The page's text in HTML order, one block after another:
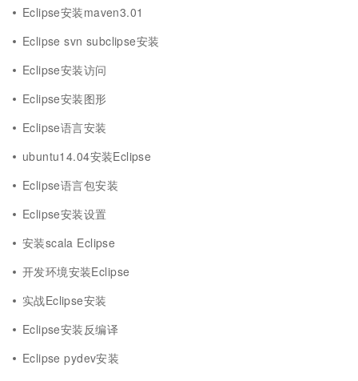
Eclipse安装maven3.01
Eclipse svn subclipse安装
Eclipse安装访问
Eclipse安装图形
Eclipse语言安装
ubuntu14.04安装Eclipse
Eclipse语言包安装
Eclipse安装设置
安装scala Eclipse
开发环境安装Eclipse
实战Eclipse安装
Eclipse安装反编译
Eclipse pydev安装